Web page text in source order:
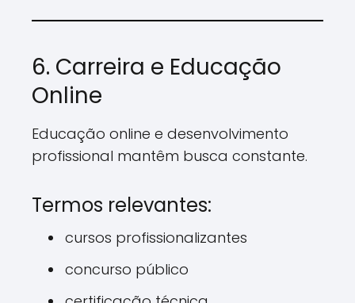
6. Carreira e Educação
Online
Educação online e desenvolvimento
profissional mantêm busca constante.
Termos relevantes:
cursos profissionalizantes
concurso público